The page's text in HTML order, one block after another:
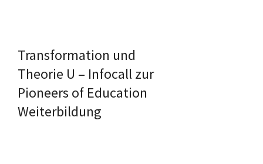
Transformation und
Theorie U – Infocall zur
Pioneers of Education
Weiterbildung